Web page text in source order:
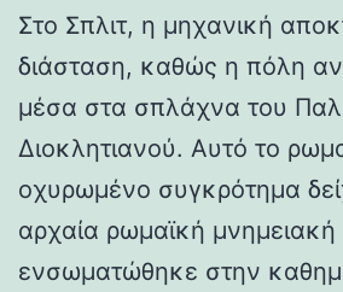
Στο Σπλιτ, η μηχανική
διάσταση, καθώς η πόλη
μέσα στα σπλάχνα του
Διοκλητιανού. Αυτό το
οχυρωμένο συγκρότημα
αρχαία ρωμαϊκή μνημειακή
ενσωματώθηκε στην